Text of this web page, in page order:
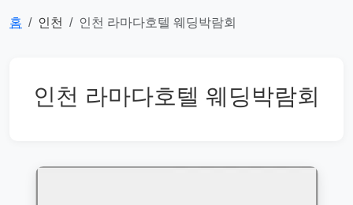
홈 인천 인천 라마다호텔 웨딩박람회
인천 라마다호텔 웨딩박람회